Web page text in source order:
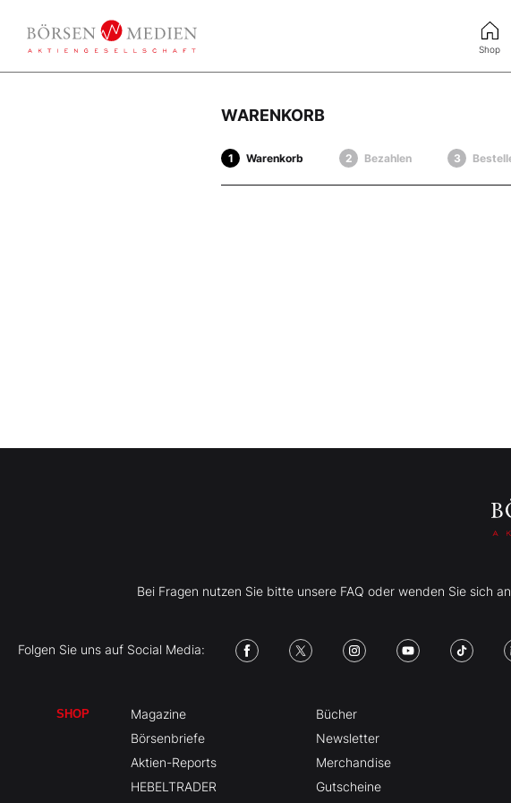
Shop
WARENKORB
Warenkorb Bezahlen
Bei Fragen nutzen Sie bitte unsere FAQ oder wenden Sie sich
Folgen Sie uns auf Social Media:
SHOP
Magazine
Börsenbriefe
Aktien-Reports
HEBELTRADER
Bücher
Newsletter
Merchandise
Gutscheine